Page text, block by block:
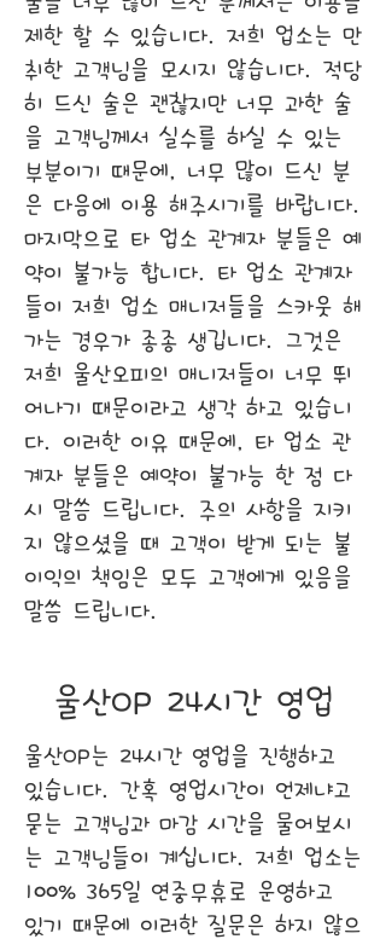
제한 할 수 있습니다. 저희 업소는 만
취한 고객님을 모시지 않습니다. 적당
히 드신 술은 괜찮지만 너무 과한 술
을 고객님께서 실수를 하실 수 있는
부분이기 때문에, 너무 많이 드신 분
은 다음에 이용 해주시기를 바랍니다.
마지막으로 타 업소 관계자 분들은 예
약이 불가능 합니다. 타 업소 관계자
들이 저희 업소 매니저들을 스카웃 해
가는 경우가 종종 생깁니다. 그것은
저희 울산오피의 매니저들이 너무 뛰
어나기 때문이라고 생각 하고 있습니
다. 이러한 이유 때문에, 타 업소 관
계자 분들은 예약이 불가능 한 점 다
시 말씀 드립니다. 주의 사항을 지키
지 않으셨을 때 고객이 받게 되는 불
이익의 책임은 모두 고객에게 있음을
말씀 드립니다.
​울산OP 24시간 영업
울산OP는 24시간 영업을 진행하고
있습니다. 간혹 영업시간이 언제냐고
묻는 고객님과 마감 시간을 물어보시
는 고객님들이 계십니다. 저희 업소는
100% 365일 연중무휴로 운영하고
있기 때문에 이러한 질문은 하지 않으